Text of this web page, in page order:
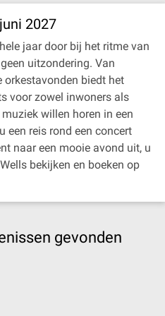
2027
jaar door bij het ritme van
uitzondering. Van
biedt het
voor zowel inwoners als
willen horen in een
een reis rond een concert
naar een mooie avond uit, u
bekijken en boeken op
gevonden